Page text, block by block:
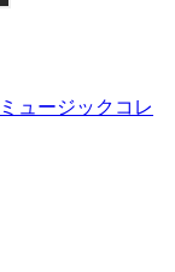
ュージックコレ